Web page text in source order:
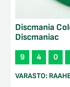
Discmania
Discmaniac
9 4 0
VARASTO: